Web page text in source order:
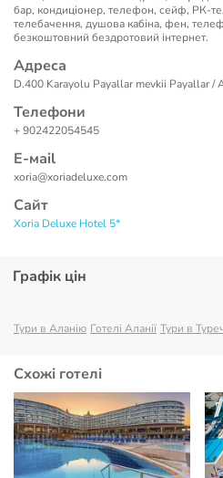
бар, кондиціонер, телефон, сейф, РК-
телебачення, душова кабіна, фен,
безкоштовний бездротовий інтернет.
Адреса
D.400 Karayolu Payallar mevkii Payallar /
Телефони
+ 902422054545
Е-маil
xoria@xoriadeluxe.com
Сайт
Xoria Deluxe Hotel 5*
Графік цін
Тури в Аланію Готелі Аланії Тури в
Схожі готелі